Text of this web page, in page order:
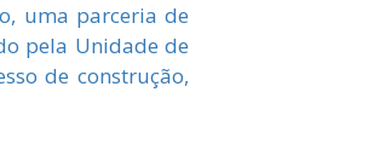
uma parceria de
pela Unidade de
de construção,